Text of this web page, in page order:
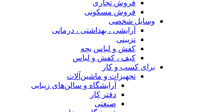
فروش تجاری
فروش مسکونی
وسایل شخصی
آرایشی ، بهداشتی ، درمانی
تزیینی
کفش و لباس بچه
کیف ، کفش و لباس
برای کسب و کار
تجهیزات و ماشین‌آلات
آرایشگاه و سالن‌های زیبایی
دفتر کار
صنعتی